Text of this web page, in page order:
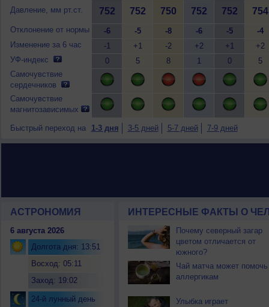
Давление, мм рт.ст.
Отклонение от нормы
Изменение за 6 час
УФ-индекс
Самочувствие
сердечников
Самочувствие
магнитозависимых
752
-6
-1
0
752
-5
+1
5
750
-8
-2
8
752
-6
+2
1
752
-5
+1
0
754
-4
+2
5
Быстрый переход на 1-3 дня 3-5 дней 5-7 дней 7-9 дней
АСТРОНОМИЯ
6 августа 2026
Долгота дня: 13:51
Восход: 05:11
Заход: 19:02
24-й лунный день
ИНТЕРЕСНЫЕ ФАКТЫ О
Почему северный загар
цветом отличается от
южного?
Чай матча может помочь
аллергикам
Улыбка играет